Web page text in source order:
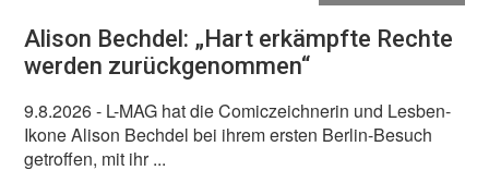
Alison Bechdel: „Hart erkämpfte Rechte
werden zurückgenommen“
9.8.2026- L-MAG hat die Comiczeichnerin und Lesben-
Ikone Alison Bechdel bei ihrem ersten Berlin-Besuch
getroffen, mit ihr ...